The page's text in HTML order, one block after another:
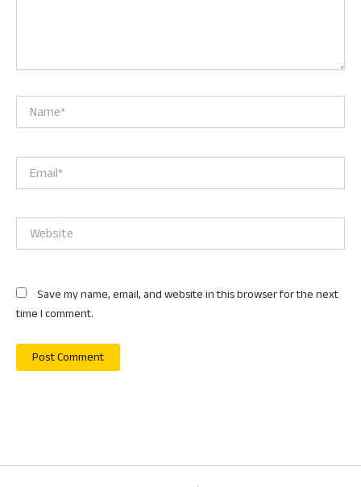
Name*
Email*
Website
Save my name, email, and website in this browser for the next
time I comment.